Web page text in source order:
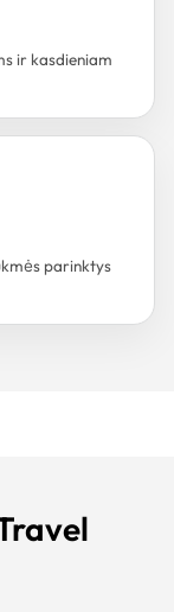
ir kasdieniam
parinktys